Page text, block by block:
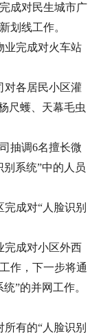
成对民生城市广
划线工作。
业完成对火车站
对各居民小区灌
尺蠖、天幕毛虫
抽调6名擅长微
别系统”中的人员
成对“人脸识别
完成对小区外西
作，下一步将通
”的并网工作。
有的“人脸识别